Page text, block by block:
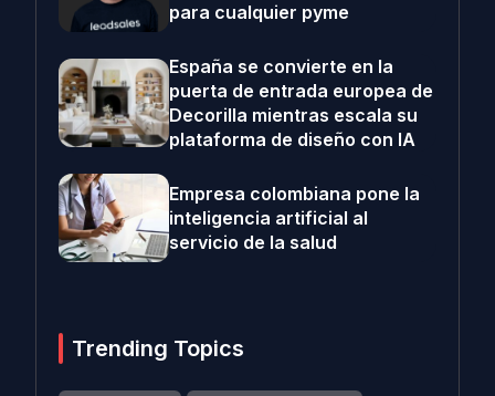
para cualquier pyme
España se convierte en la
puerta de entrada europea de
Decorilla mientras escala su
plataforma de diseño con IA
Empresa colombiana pone la
inteligencia artificial al
servicio de la salud
Trending Topics